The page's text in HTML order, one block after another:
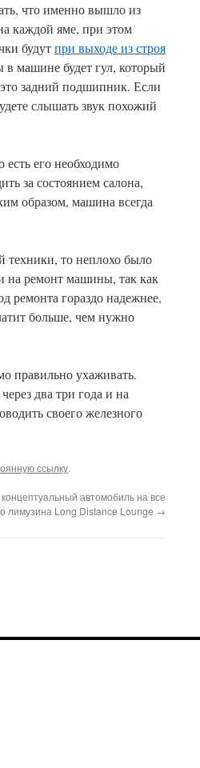
что именно вышло из
каждой яме, при этом
будутпри выходе из строя
машине будет гул, который
задний подшипник. Если
слышать звук похожий
его необходимо
за состоянием салона,
образом, машина всегда
техники, то неплохо было
на ремонт машины, так как
ремонта гораздо надежнее,
больше, чем нужно
правильно ухаживать.
два три года и на
своего железного
ссылку.
автомобиль на все
лимузина Long Distance Lounge →